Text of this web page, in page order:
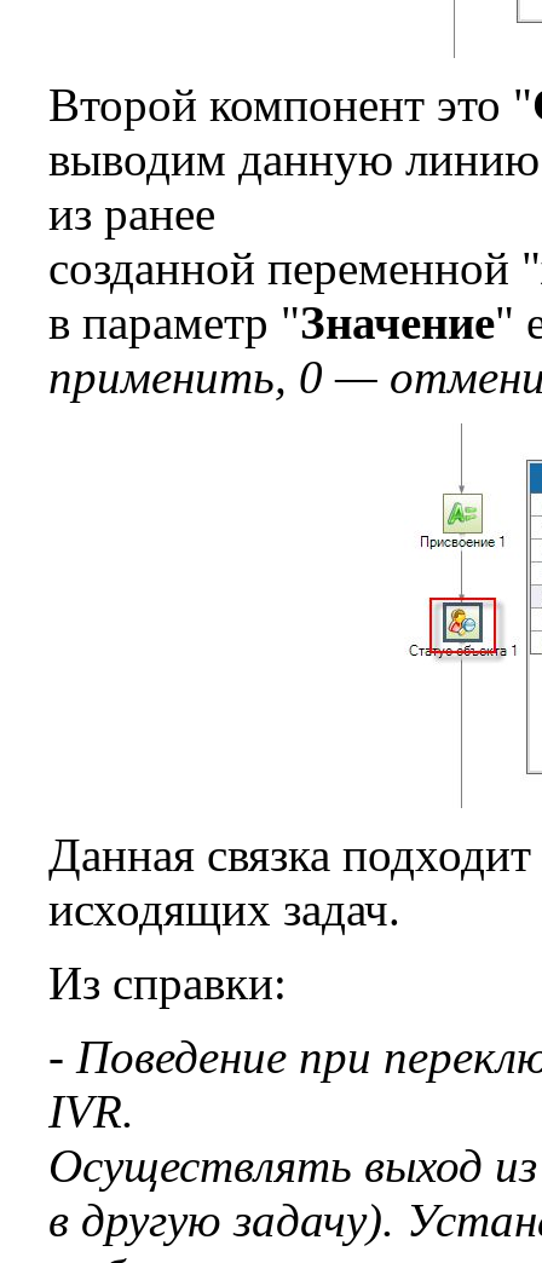
Второй компонент это "
выводим данную линию
из ранее
созданной переменной "
в параметр "Значение"
применить, 0 —
Данная связка
исходящих задач.
Из справки:
- Поведение при
IVR.
Осуществлять выход
в другую задачу).